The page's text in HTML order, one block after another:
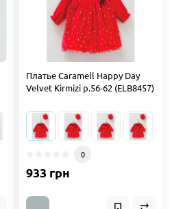
Платье Caramell Happy Day
Velvet Kirmizi р.56-62 (ELB8457)
0
933 грн